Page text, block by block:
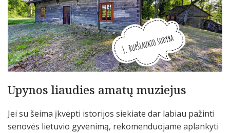
Upynos liaudies amatų muziejus
Jei su šeima įkvėpti istorijos siekiate dar labiau pažinti
senovės lietuvio gyvenimą, rekomenduojame aplankyti